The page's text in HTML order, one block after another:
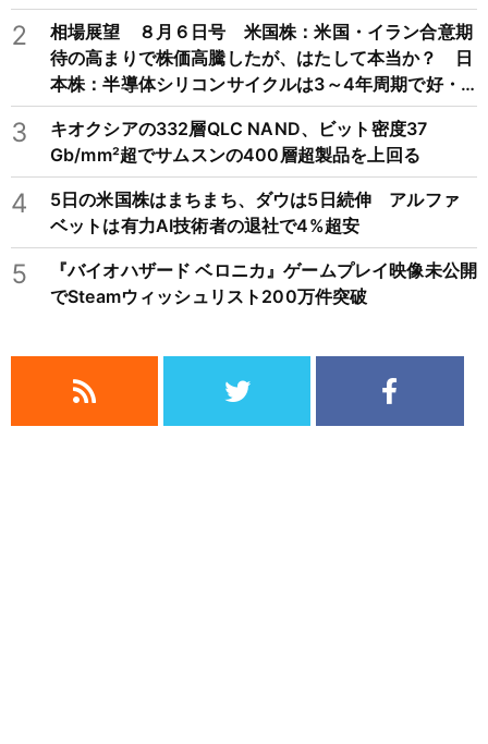
2
相場展望 ８月６日号 米国株：米国・イラン合意期
待の高まりで株価高騰したが、はたして本当か？ 日
本株：半導体シリコンサイクルは3～4年周期で好・
不況を繰り返すため注意
3
キオクシアの332層QLC NAND、ビット密度37
Gb/mm²超でサムスンの400層超製品を上回る
4
5日の米国株はまちまち、ダウは5日続伸 アルファ
ベットは有力AI技術者の退社で4%超安
5
『バイオハザード ベロニカ』ゲームプレイ映像未公開
でSteamウィッシュリスト200万件突破